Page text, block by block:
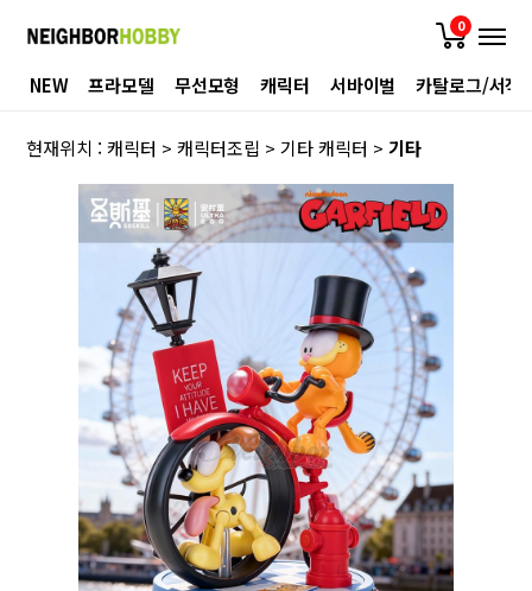
0
NEW 프라모델 무선모형 캐릭터 서바이벌 카탈로그/서적
현재위치 :캐릭터 >캐릭터조립 >기타 캐릭터 >기타